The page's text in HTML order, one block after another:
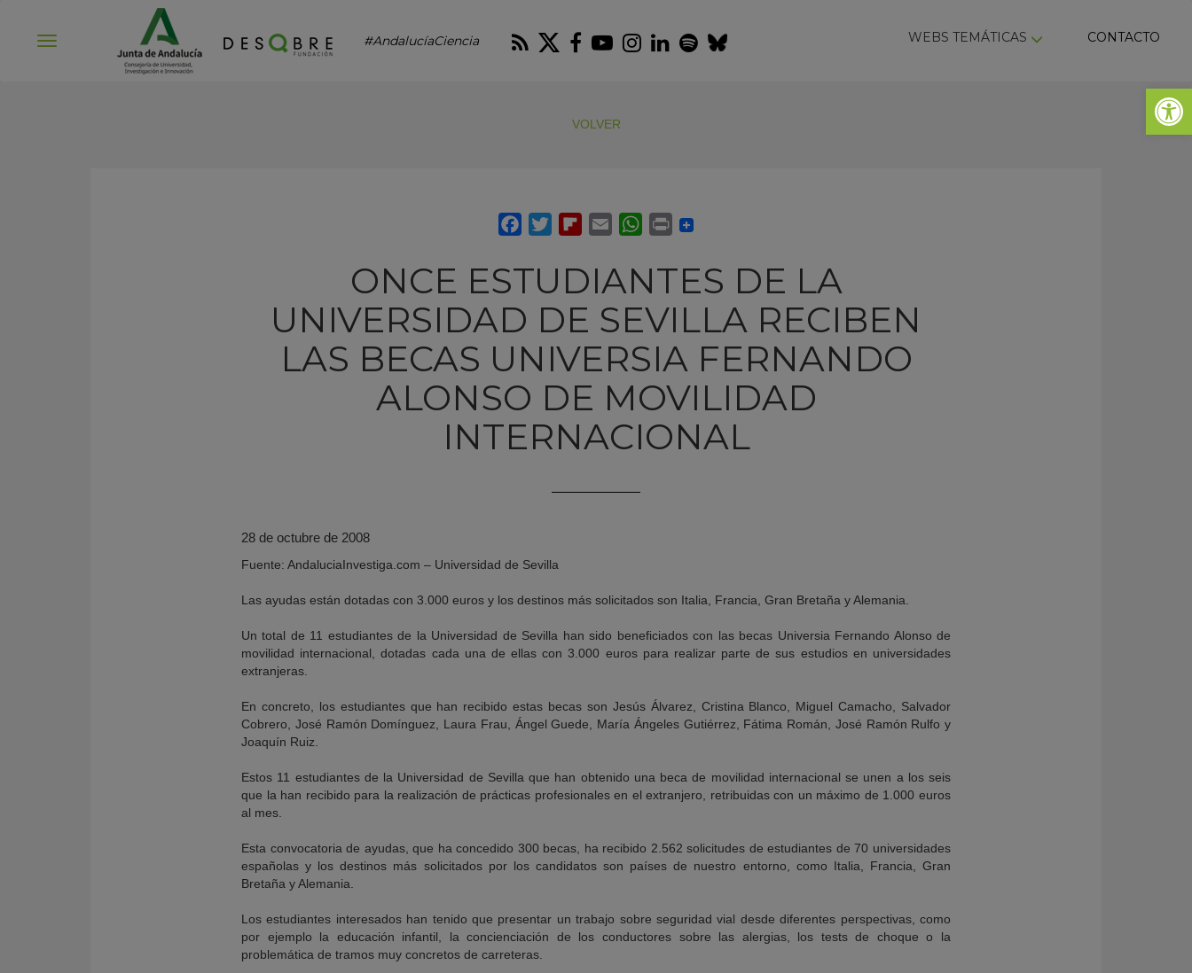
Abrir
#AndalucíaCiencia RSS Twitter
Facebook
Youtube
Instagram
LinkedIn
Spotify
Bluesky WEBS TEMÁTICAS CONTACTO
VOLVER
ONCE ESTUDIANTES DE LA
UNIVERSIDAD DE SEVILLA RECIBEN
LAS BECAS UNIVERSIA FERNANDO
ALONSO DE MOVILIDAD
INTERNACIONAL
28 de octubre de 2008
Fuente: AndaluciaInvestiga.com – Universidad de Sevilla
Las ayudas están dotadas con 3.000 euros y los destinos más solicitados son Italia, Francia, Gran Bretaña y Alemania.
Un total de 11 estudiantes de la Universidad de Sevilla han sido beneficiados con las becas Universia Fernando Alonso de
movilidad internacional, dotadas cada una de ellas con 3.000 euros para realizar parte de sus estudios en universidades
extranjeras.
En concreto, los estudiantes que han recibido estas becas son Jesús Álvarez, Cristina Blanco, Miguel Camacho, Salvador
Cobrero, José Ramón Domínguez, Laura Frau, Ángel Guede, María Ángeles Gutiérrez, Fátima Román, José Ramón Rulfo y
Joaquín Ruiz.
Estos 11 estudiantes de la Universidad de Sevilla que han obtenido una beca de movilidad internacional se unen a los seis
que la han recibido para la realización de prácticas profesionales en el extranjero, retribuidas con un máximo de 1.000 euros
al mes.
Esta convocatoria de ayudas, que ha concedido 300 becas, ha recibido 2.562 solicitudes de estudiantes de 70 universidades
españolas y los destinos más solicitados por los candidatos son países de nuestro entorno, como Italia, Francia, Gran
Bretaña y Alemania.
Los estudiantes interesados han tenido que presentar un trabajo sobre seguridad vial desde diferentes perspectivas, como
por ejemplo la educación infantil, la concienciación de los conductores sobre las alergias, los tests de choque o la
problemática de tramos muy concretos de carreteras.